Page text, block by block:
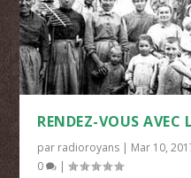
RENDEZ-VOUS AVEC
par radioroyans | Mar 10,
0
|